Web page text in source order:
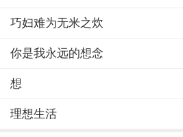
巧妇难为无米之炊
你是我永远的想念
想
理想生活